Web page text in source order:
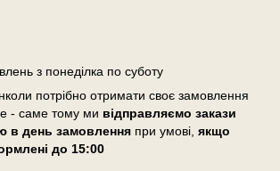
з понеділка по суботу
потрібно отримати своє замовлення
- саме тому ми відправляємо закази
в день замовлення при умові, якщо
до 15:00